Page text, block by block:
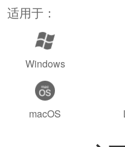
适用于：
Windows
macOS